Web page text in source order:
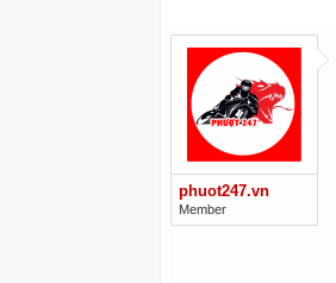
phuot247.vn
Member